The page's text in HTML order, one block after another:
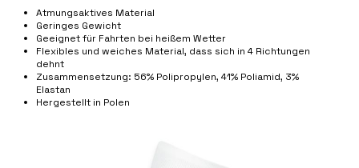
Atmungsaktives Material
Geringes Gewicht
Geeignet für Fahrten bei heißem Wetter
Flexibles und weiches Material, dass sich in 4 Richtungen
dehnt
Zusammensetzung: 56% Polipropylen, 41% Poliamid, 3%
Elastan
Hergestellt in Polen